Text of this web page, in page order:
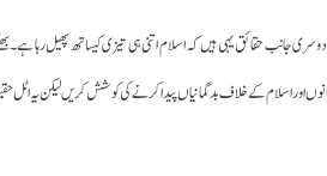
جانب حقائق یہی ہیں کہ اسلام اتنی ہی تیزی کیساتھ پھیل رہا ہے۔
اور اسلام کے خلاف بدگمانیاں پیدا کرنے کی کوشش کریں لیکن یہ